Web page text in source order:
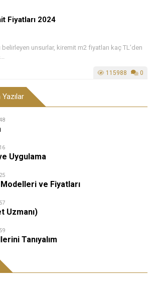
Fiyatları 2024
belirleyen unsurlar, kiremit m2 fiyatları kaç TL’den
115988 0
Uygulama
ve Fiyatları
Uzmanı)
Tanıyalım